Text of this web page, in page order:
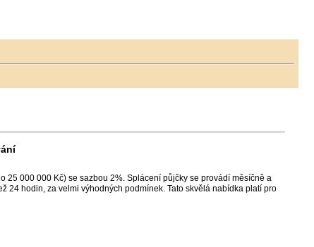
000 000 Kč) se sazbou 2%. Splácení půjčky se provádí měsíčně a
24 hodin, za velmi výhodných podmínek. Tato skvělá nabídka platí pro